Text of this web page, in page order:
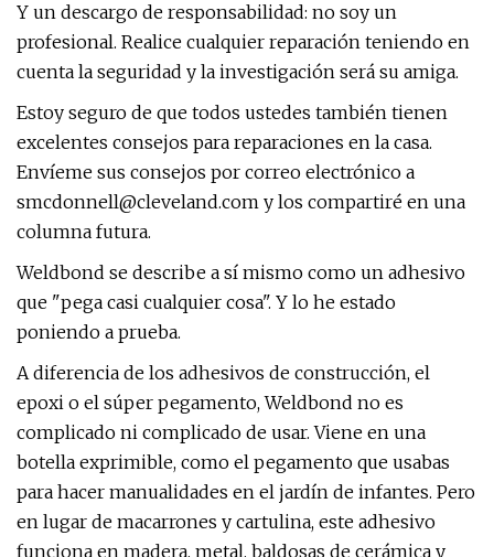
Y un descargo de responsabilidad: no soy un
profesional. Realice cualquier reparación teniendo en
cuenta la seguridad y la investigación será su amiga.
Estoy seguro de que todos ustedes también tienen
excelentes consejos para reparaciones en la casa.
Envíeme sus consejos por correo electrónico a
smcdonnell@cleveland.com y los compartiré en una
columna futura.
Weldbond se describe a sí mismo como un adhesivo
que "pega casi cualquier cosa". Y lo he estado
poniendo a prueba.
A diferencia de los adhesivos de construcción, el
epoxi o el súper pegamento, Weldbond no es
complicado ni complicado de usar. Viene en una
botella exprimible, como el pegamento que usabas
para hacer manualidades en el jardín de infantes. Pero
en lugar de macarrones y cartulina, este adhesivo
funciona en madera, metal, baldosas de cerámica y